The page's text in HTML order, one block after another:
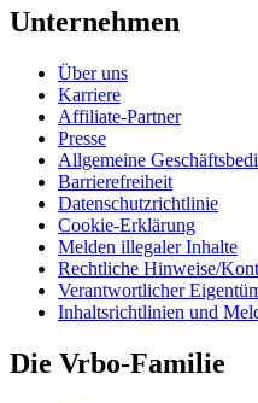
Unternehmen
Über uns
Karriere
Affiliate-Partner
Presse
Allgemeine
Barrierefreiheit
Datenschutzrichtlinie
Cookie-Erklärung
Melden illegaler Inhalte
Rechtliche Hinweise/
Verantwortlicher
Inhaltsrichtlinien und
Die Vrbo-Familie